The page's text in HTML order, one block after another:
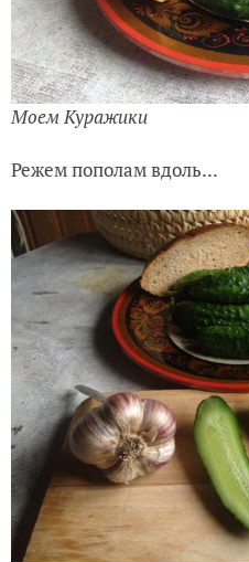
Моем Куражики
Режем пополам вдоль...